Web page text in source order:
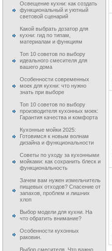
Освещение кухни: как создать
функциональный и уютный
световой сценарий
Какой выбрать дозатор для
кухни: гид по типам,
материалам и функциям
Топ 10 советов по выбору
идеального смесителя для
вашего дома
Особенности современных
моек для кухни: что нужно
знать при выборе
Топ 10 советов по выбору
производителя кухонных моек:
Гарантия качества и комфорта
Кухонные мойки 2025:
Готовимся к новым волнам
дизайна и функциональности
Советы по уходу за кухонными
мойками: как сохранить блеск и
функциональность
Зачем вам нужен измельчитель
пищевых отходов? Спасение от
запахов, проблем и лишних
хлоп
Выбор модели для кухни. На
что обратить внимание?
Особенности кухонных
раковин.
Выбор смесителя. Что важно